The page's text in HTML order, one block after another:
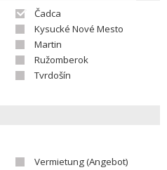
Čadca
Kysucké Nové Mesto
Martin
Ružomberok
Tvrdošín
Vermietung (Angebot)